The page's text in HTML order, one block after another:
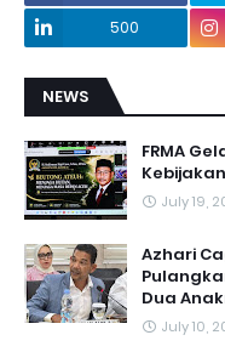
500
NEWS
FRMA
July 19,
Azhari
Dua
July 10,